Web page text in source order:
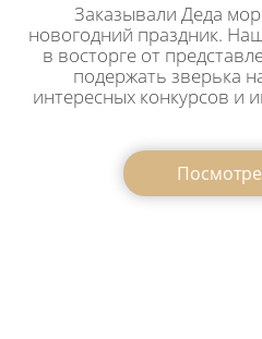
Заказывали Деда
новогодний праздник.
в восторге от
подержать зверька
интересных конкурсов и